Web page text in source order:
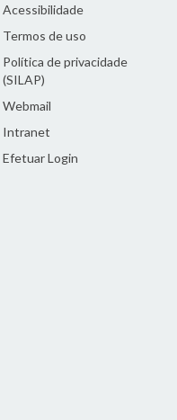
Acessibilidade
Termos de uso
Política de privacidade
(SILAP)
Webmail
Intranet
Efetuar Login